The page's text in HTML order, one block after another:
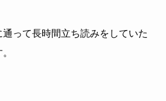
って長時間立ち読みをしていた